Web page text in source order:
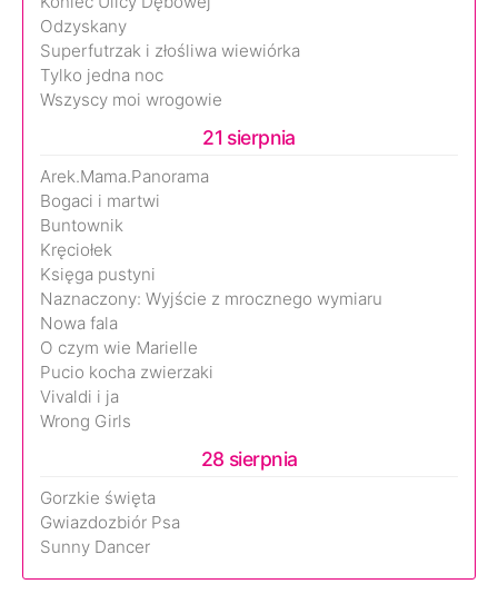
Odzyskany
Superfutrzak i złośliwa wiewiórka
Tylko jedna noc
Wszyscy moi wrogowie
21 sierpnia
Arek.Mama.Panorama
Bogaci i martwi
Buntownik
Kręciołek
Księga pustyni
Naznaczony: Wyjście z mrocznego wymiaru
Nowa fala
O czym wie Marielle
Pucio kocha zwierzaki
Vivaldi i ja
Wrong Girls
28 sierpnia
Gorzkie święta
Gwiazdozbiór Psa
Sunny Dancer